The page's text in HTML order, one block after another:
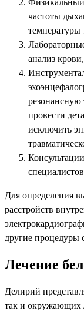
Физикальный
частоты
температуры
анализ
провести
исключить
Для определения
расстройств
другие процедуры
Лечение
Делирий
так и окружающих